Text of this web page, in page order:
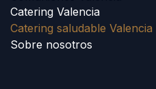
Catering Valencia
Catering saludable Valencia
Sobre nosotros